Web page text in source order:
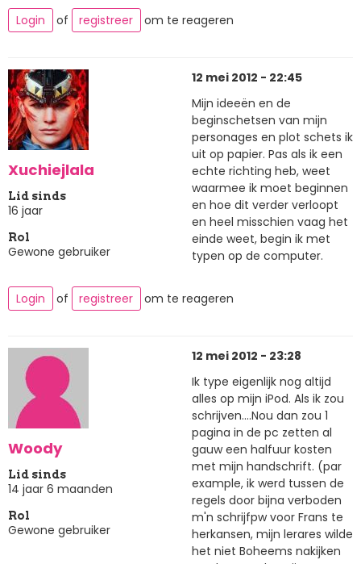
Login
of registreer om te reageren
Xuchiejlala
Lid sinds
16 jaar
Rol
Gewone gebruiker
12 mei 2012 - 22:45
Mijn ideeën en de
beginschetsen van mijn
personages en plot schets ik
uit op papier. Pas als ik een
echte richting heb, weet
waarmee ik moet beginnen
en hoe dit verder verloopt
en heel misschien vaag het
einde weet, begin ik met
typen op de computer.
Login of registreer om te reageren
Woody
Lid sinds
14 jaar 6 maanden
Rol
Gewone gebruiker
12 mei 2012 - 23:28
Ik type eigenlijk nog altijd
alles op mijn iPod. Als ik zou
schrijven....Nou dan zou 1
pagina in de pc zetten al
gauw een halfuur kosten
met mijn handschrift. (par
example, ik werd tussen de
regels door bijna verboden
m'n schrijfpw voor Frans te
herkansen, mijn lerares wilde
het niet Boheems nakijken